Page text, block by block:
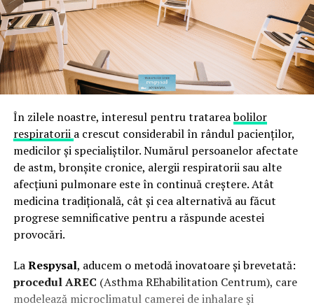
În zilele noastre, interesul pentru tratareabolilor
respiratorii a crescut considerabil în rândul pacienţilor,
medicilor și specialiştilor. Numărul persoanelor afectate
de astm, bronşite cronice, alergii respiratorii sau alte
afecțiuni pulmonare este în continuă creștere. Atât
medicina tradițională, cât și cea alternativă au făcut
progrese semnificative pentru a răspunde acestei
provocări.
LaRespysal, aducem o metodă inovatoare și brevetată:
proce­dul AREC (Asthma REhabilitation Centrum), care
modelează microclimatul camerei de inhalare și